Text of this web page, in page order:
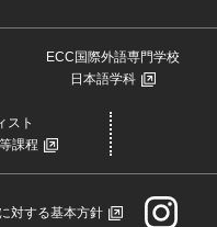
ECC国際外語専門学校
日本語学科
スト
課程
対する基本方針